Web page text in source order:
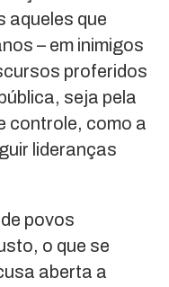
aqueles que
– em inimigos
proferidos
seja pela
controle, como a
lideranças
povos
o que se
aberta a